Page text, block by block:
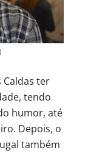
ter
tendo
humor, até
Depois, o
também